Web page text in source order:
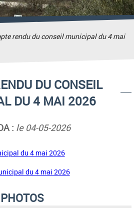
rendu du conseil municipal du 4 mai
DU CONSEIL
DU 4 MAI 2026
: le 04-05-2026
du 4 mai 2026
du 4 mai 2026
PHOTOS